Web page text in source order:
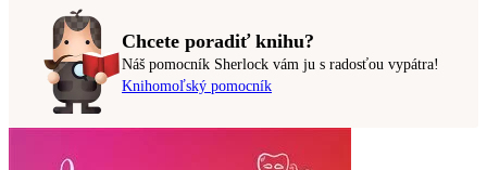
Chcete poradiť knihu?
Náš pomocník Sherlock vám ju s radosťou vypátra!
Knihomoľský pomocník